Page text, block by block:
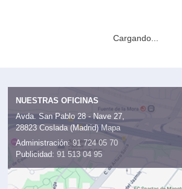
NUESTRAS OFICINAS
Avda. San Pablo 28 - Nave 27,
28823 Coslada (Madrid)Mapa
Administración:91 724 05 70
Publicidad: